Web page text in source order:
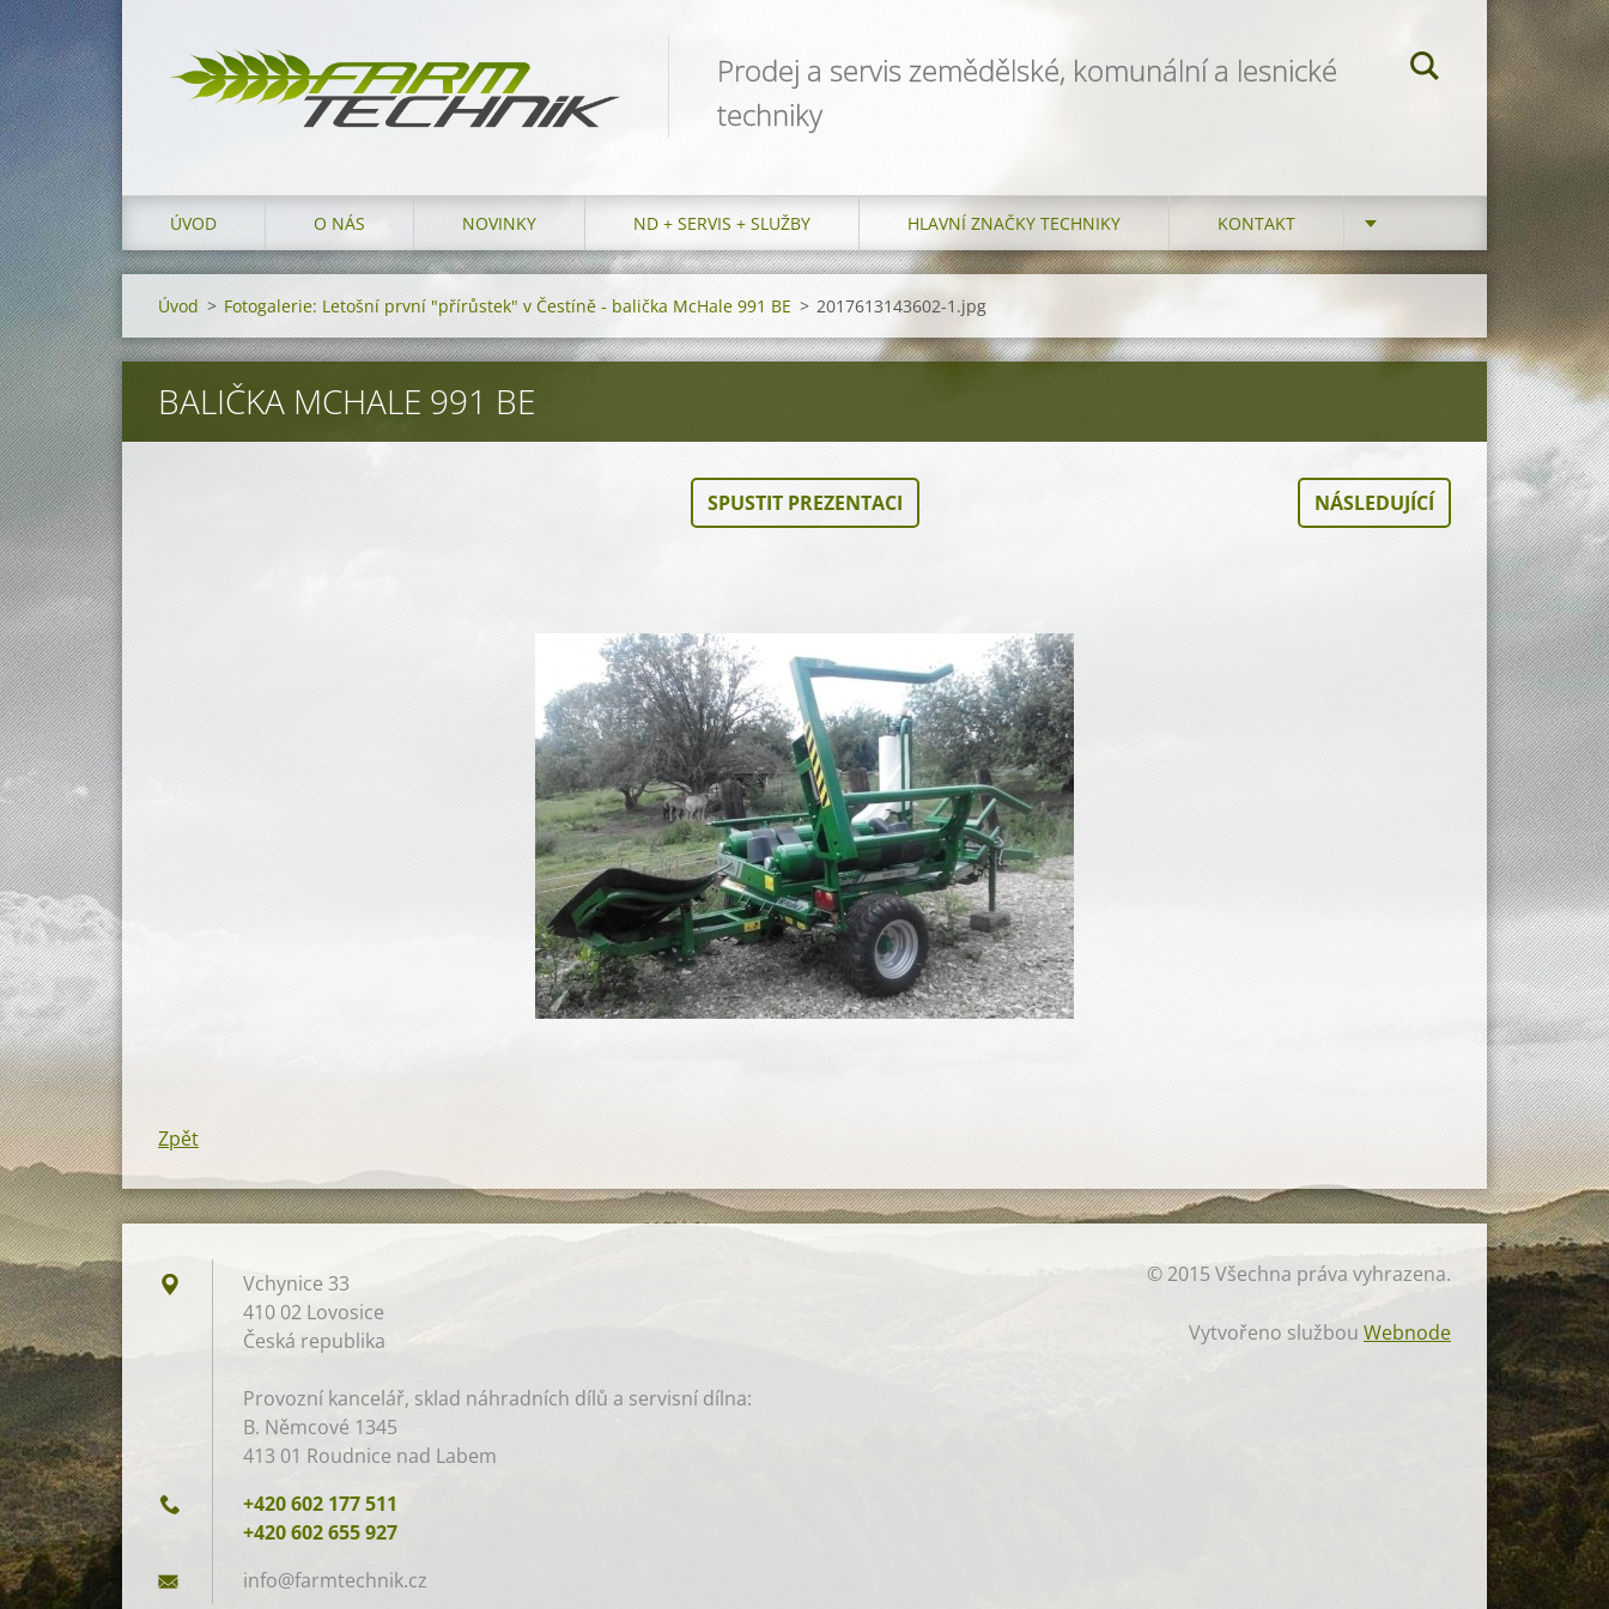
Prodej a servis zemědělské, komunální a lesnické
techniky
ÚVOD O NÁS NOVINKY ND + SERVIS + SLUŽBY HLAVNÍ ZNAČKY TECHNIKY KONTAKT
Úvod > Fotogalerie: Letošní první "přírůstek" v Čestíně - balička McHale 991 BE > 2017613143602-1.jpg
BALIČKA MCHALE 991 BE
SPUSTIT PREZENTACI NÁSLEDUJÍCÍ
Zpět
Vchynice 33
410 02 Lovosice
Česká republika
Provozní kancelář, sklad náhradních dílů a servisní dílna:
B. Němcové 1345
413 01 Roudnice nad Labem
+420 602 177 511
+420 602 655 927
info@farmtechnik.cz
© 2015 Všechna práva vyhrazena.
Vytvořeno službou Webnode